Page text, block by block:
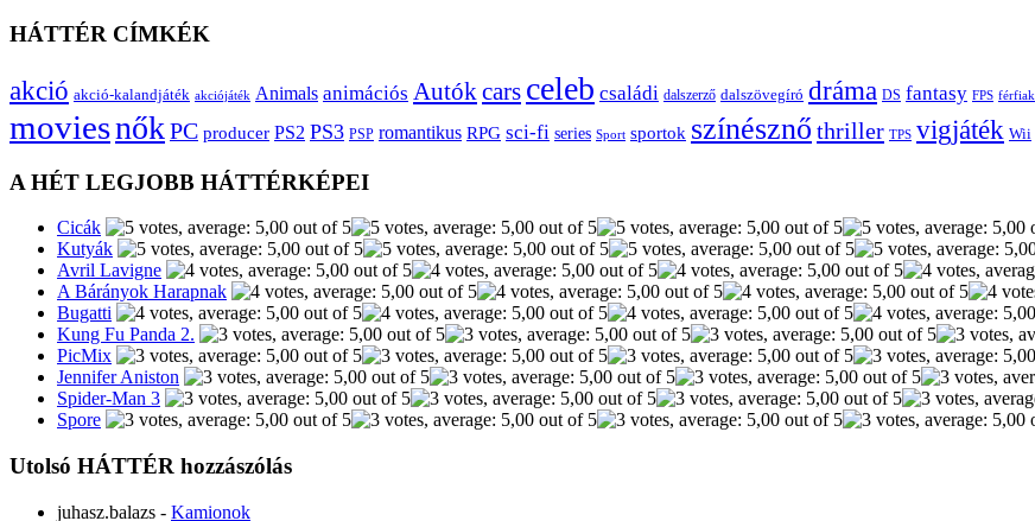
HÁTTÉR CÍMKÉK
akció akció-kalandjáték akciójáték Animals animációs Autókcars celeb családi dalszerző dalszövegíró dráma DS fantasy FPS férfiak
moviesnőkPC producer PS2 PS3 PSP romantikus RPG sci-fi series Sport sportok színésznő thriller TPS vigjáték Wii
A HÉT LEGJOBB HÁTTÉRKÉPEI
Cicák
Kutyák
Avril Lavigne
A Bárányok Harapnak
Bugatti
Kung Fu Panda 2.
PicMix
Jennifer Aniston
Spider-Man 3
Spore
Utolsó HÁTTÉR hozzászólás
juhasz.balazs - Kamionok